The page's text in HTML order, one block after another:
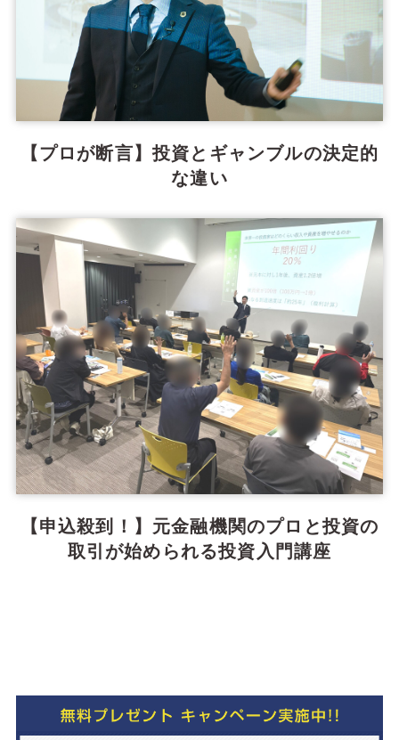
【プロが断言】投資とギャンブルの決定的
な違い
【申込殺到！】元金融機関のプロと投資の
取引が始められる投資入門講座